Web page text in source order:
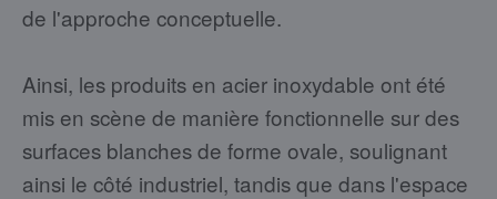
de l'approche conceptuelle.
Ainsi, les produits en acier inoxydable ont été
mis en scène de manière fonctionnelle sur des
surfaces blanches de forme ovale, soulignant
ainsi le côté industriel, tandis que dans l'espace